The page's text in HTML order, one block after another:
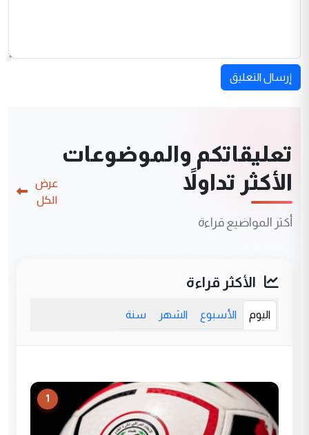
إرسال التعليق
تعليقاتكم والموضوعات
الأكثر تداولاً
أكثر المواضيع قراءة
عرض
الكل
الأكثر قراءة
اليوم الأسبوع الشهر سنة
1